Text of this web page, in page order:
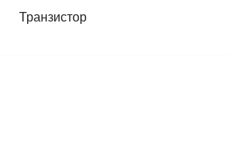
Транзистор